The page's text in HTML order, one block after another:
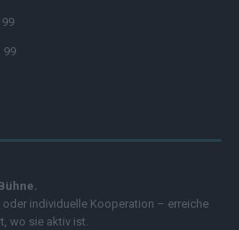
99
99
oder individuelle Kooperation – erreiche
wo sie aktiv ist.